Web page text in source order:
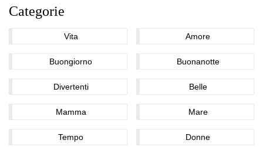
Categorie
Vita Amore
Buongiorno Buonanotte
Divertenti Belle
Mamma Mare
Tempo Donne